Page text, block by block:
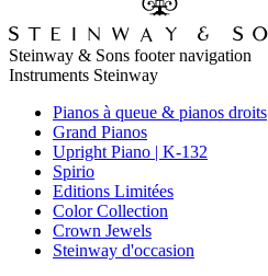
Steinway & Sons footer navigation
Instruments Steinway
Pianos à queue & pianos droits
Grand Pianos
Upright Piano | K-132
Spirio
Editions Limitées
Color Collection
Crown Jewels
Steinway d'occasion